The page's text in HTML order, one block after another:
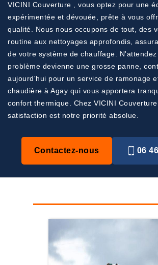
VICINI Couverture , vous optez pour une
expérimentée et dévouée, prête à vous
qualité. Nous nous occupons de tout, des
routine aux nettoyages approfondis,
de votre système de chauffage.
problème devienne une grosse panne,
aujourd'hui pour un service de ramonage
chaudière à Agay qui vous apportera
confort thermique. Chez VICINI
satisfaction est notre priorité absolue.
Contactez-nous 06